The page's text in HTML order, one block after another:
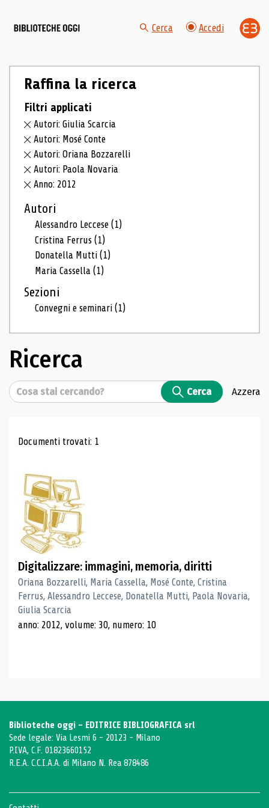
Cerca Accedi
Raffina la ricerca
Filtri applicati
Autori: Giulia Scarcia
Autori: Mosé Conte
Autori: Oriana Bozzarelli
Autori: Paola Novaria
Anno: 2012
Autori
Alessandro Leccese(1)
Cristina Ferrus(1)
Donatella Mutti(1)
Maria Cassella(1)
Sezioni
Convegni e seminari(1)
Ricerca
Cerca Cerca Azzera
Risultati di ricerca
Documenti trovati: 1
Digitalizzare: immagini, memoria, diritti
Oriana Bozzarelli, Maria Cassella, Mosé Conte, Cristina
Ferrus, Alessandro Leccese, Donatella Mutti, Paola Novaria,
Giulia Scarcia
anno: 2012, volume: 30, numero: 10
Biblioteche oggi - EDITRICE BIBLIOGRAFICA srl
Sede legale: Via Lesmi 6 - 20123 - Milano
P.IVA, C.F. 01823660152
R.E.A. C.C.I.A.A. di Milano N. Rea 878486